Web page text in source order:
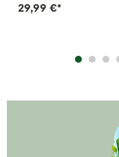
29,99 €*